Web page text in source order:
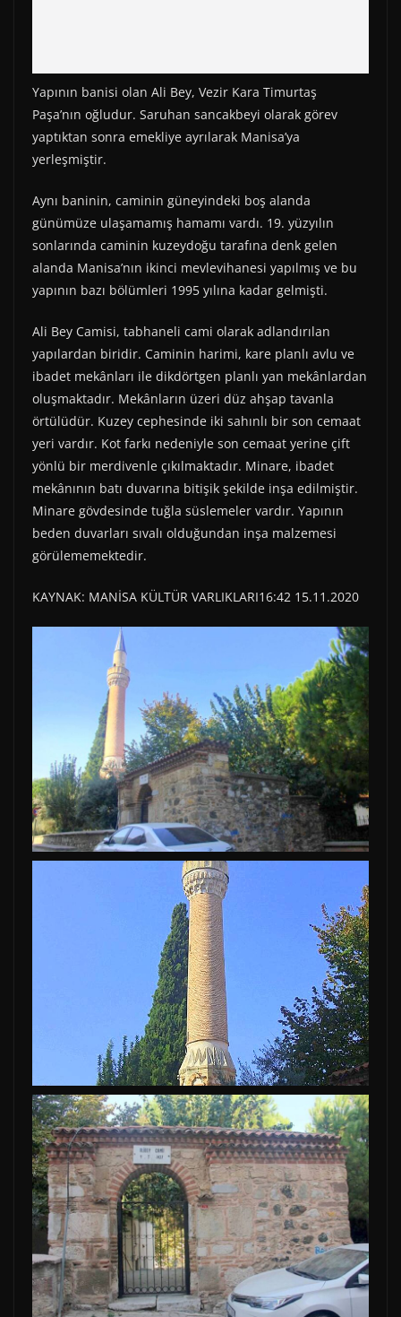
Yapının banisi olan Ali Bey, Vezir Kara Timurtaş
Paşa’nın oğludur. Saruhan sancakbeyi olarak görev
yaptıktan sonra emekliye ayrılarak Manisa’ya
yerleşmiştir.
Aynı baninin, caminin güneyindeki boş alanda
günümüze ulaşamamış hamamı vardı. 19. yüzyılın
sonlarında caminin kuzeydoğu tarafına denk gelen
alanda Manisa’nın ikinci mevlevihanesi yapılmış ve bu
yapının bazı bölümleri 1995 yılına kadar gelmişti.
Ali Bey Camisi, tabhaneli cami olarak adlandırılan
yapılardan biridir. Caminin harimi, kare planlı avlu ve
ibadet mekânları ile dikdörtgen planlı yan mekânlardan
oluşmaktadır. Mekânların üzeri düz ahşap tavanla
örtülüdür. Kuzey cephesinde iki sahınlı bir son cemaat
yeri vardır. Kot farkı nedeniyle son cemaat yerine çift
yönlü bir merdivenle çıkılmaktadır. Minare, ibadet
mekânının batı duvarına bitişik şekilde inşa edilmiştir.
Minare gövdesinde tuğla süslemeler vardır. Yapının
beden duvarları sıvalı olduğundan inşa malzemesi
görülememektedir.
KAYNAK: MANİSA KÜLTÜR VARLIKLARI16:42 15.11.2020